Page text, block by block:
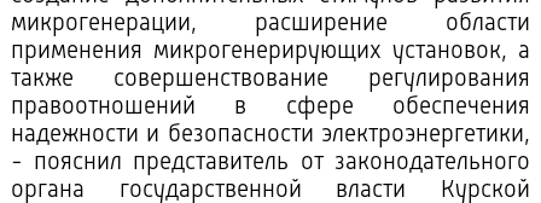
микрогенерации, расширение области
применения микрогенерирующих установок, а
также совершенствование регулирования
правоотношений в сфере обеспечения
надежности и безопасности электроэнергетики,
- пояснил представитель от законодательного
органа государственной власти Курской